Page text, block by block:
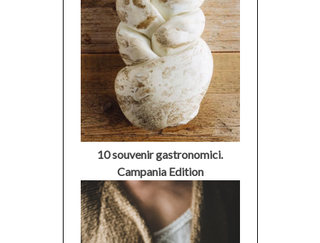
10 souvenir gastronomici.
Campania Edition